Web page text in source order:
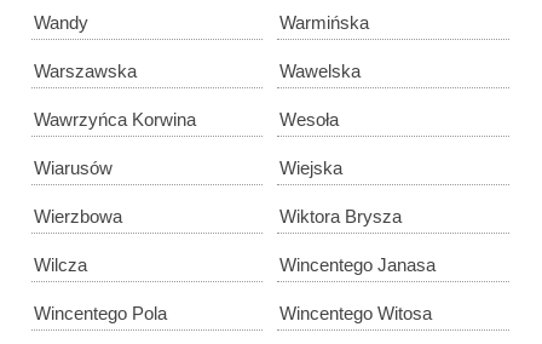
Wandy Warmińska
Warszawska Wawelska
Wawrzyńca Korwina Wesoła
Wiarusów Wiejska
Wierzbowa Wiktora Brysza
Wilcza Wincentego Janasa
Wincentego Pola Wincentego Witosa